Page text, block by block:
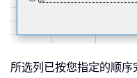
所选列已按您指定的顺序